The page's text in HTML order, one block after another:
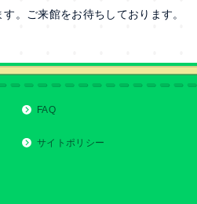
。ご来館をお待ちしております。
FAQ
サイトポリシー